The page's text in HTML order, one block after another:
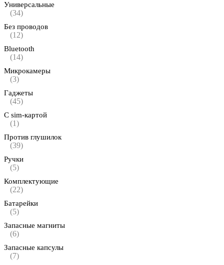
Универсальные
(34)
Без проводов
(12)
Bluetooth
(14)
Микрокамеры
(3)
Гаджеты
(45)
С sim-картой
(1)
Против глушилок
(39)
Ручки
(5)
Комплектующие
(22)
Батарейки
(5)
Запасные магниты
(6)
Запасные капсулы
(7)